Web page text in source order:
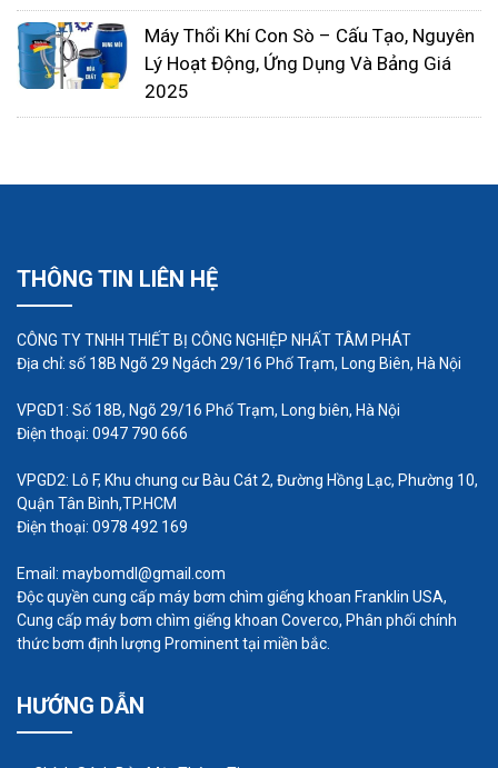
5: BẢNG GIÁ MÁY THỔI KHÍ:
Mỗi loại máy thổi khí trên thị trường sẽ có các
mức giá khác nhau, tùy thuộc vào kích cỡ của máy
Máy Thổi Khí Con Sò – Cấu Tạo, Nguyên
Lý Hoạt Động, Ứng Dụng Và Bảng Giá
2025
THÔNG TIN LIÊN HỆ
CÔNG TY TNHH THIẾT BỊ CÔNG NGHIỆP NHẤT TÂM PHÁT
Địa chỉ: số 18B Ngõ 29 Ngách 29/16 Phố Trạm, Long Biên, Hà Nội
VPGD1: Số 18B, Ngõ 29/16 Phố Trạm, Long biên, Hà Nội
Điện thoại: 0947 790 666
VPGD2: Lô F, Khu chung cư Bàu Cát 2, Đường Hồng Lạc, Phường 10,
Quận Tân Bình,TP.HCM
Điện thoại: 0978 492 169
Email: maybomdl@gmail.com
Độc quyền cung cấp máy bơm chìm giếng khoan Franklin USA,
Cung cấp máy bơm chìm giếng khoan Coverco, Phân phối chính
thức bơm định lượng Prominent tại miền bắc.
HƯỚNG DẪN